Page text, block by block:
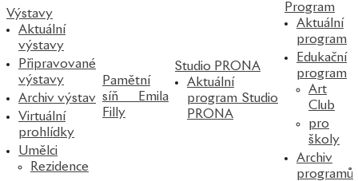
Výstavy
Aktuální
výstavy
Připravované
výstavy
Archiv výstav
Virtuální
prohlídky
Umělci
Rezidence
Pamětní
síň Emila
Filly
Studio PRONA
Aktuální
program Studio
PRONA
Program
Aktuální
program
Edukační
program
Art
Club
pro
školy
Archiv
programů